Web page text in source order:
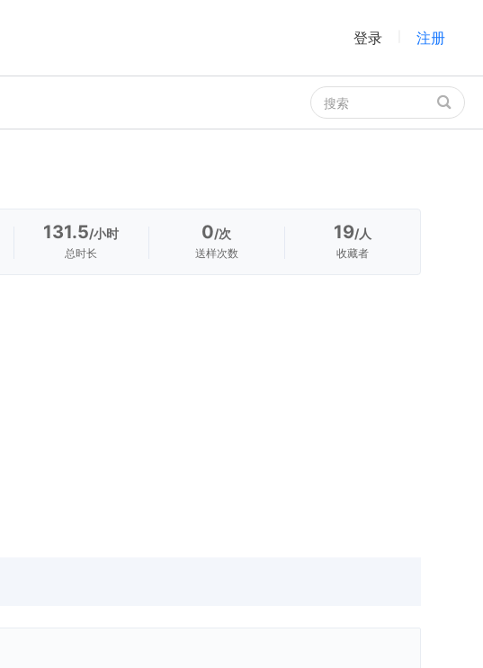
登录 注册
131.5/小时
总时长
0/次
送样次数
19/人
收藏者